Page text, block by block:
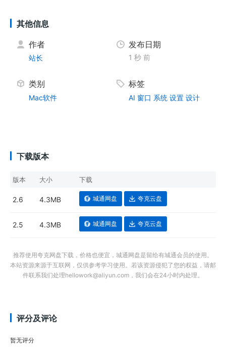
其他信息
作者
站长
发布日期
1 秒 前
类别
Mac软件
标签
AI 窗口 系统 设置 设计
下载版本
版本 大小 下载
2.6 4.3MB 城通网盘 夸克云盘
2.5 4.3MB 城通网盘 夸克云盘
推荐使用夸克网盘下载，价格也便宜，城通网盘是留给有城通会员的使用。
本站资源来源于互联网，仅供参考学习使用。若该资源侵犯了您的权益，请邮
件联系我们处理hellowork@aliyun.com，我们会在24小时内处理。
评分及评论
暂无评分